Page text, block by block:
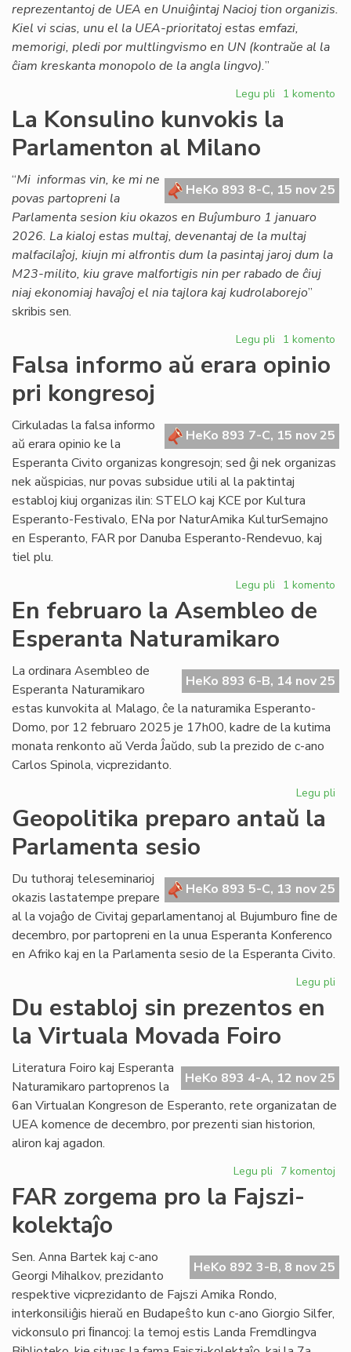
reprezentantoj de UEA en Unuiĝintaj Nacioj tion organizis.
Kiel vi scias, unu el la UEA-prioritatoj estas emfazi,
memorigi, pledi por multlingvismo en UN (kontraŭe al la
ĉiam kreskanta monopolo de la angla lingvo).”
Legu pli pri
nova
la
monda
lingva
ordo?
1 komento
La Konsulino kunvokis la
Parlamenton al Milano
HeKo 893 8-C, 15 nov 25
“Mi informas vin, ke mi ne
povas partopreni la
Parlamenta sesion kiu okazos en Buĵumburo 1 januaro
2026. La kialoj estas multaj, devenantaj de la multaj
malfacilaĵoj, kiujn mi alfrontis dum la pasintaj jaroj dum la
M23-milito, kiu grave malfortigis nin per rabado de ĉiuj
niaj ekonomiaj havaĵoj el nia tajlora kaj kudrolaborejo”
skribis sen.
Legu pli pri
Konsulino
Parlamenton
al
Milano
1 komento
Falsa informo aŭ erara opinio
pri kongresoj
HeKo 893 7-C, 15 nov 25
Cirkuladas la falsa informo
aŭ erara opinio ke la
Esperanta Civito organizas kongresojn; sed ĝi nek organizas
nek aŭspicias, nur povas subsidue utili al la paktintaj
establoj kiuj organizas ilin: STELO kaj KCE por Kultura
Esperanto-Festivalo, ENa por NaturAmika KulturSemajno
en Esperanto, FAR por Danuba Esperanto-Rendevuo, kaj
tiel plu.
Legu pli pri
Falsa
informo
aŭ
erara
opinio
pri
kongresoj
1 komento
En februaro la Asembleo de
Esperanta Naturamikaro
HeKo 893 6-B, 14 nov 25
La ordinara Asembleo de
Esperanta Naturamikaro
estas kunvokita al Malago, ĉe la naturamika Esperanto-
Domo, por 12 februaro 2025 je 17h00, kadre de la kutima
monata renkonto aŭ Verda Ĵaŭdo, sub la prezido de c-ano
Carlos Spinola, vicprezidanto.
Legu pli
de
Geopolitika preparo antaŭ la
Parlamenta sesio
HeKo 893 5-C, 13 nov 25
Du tuthoraj teleseminarioj
okazis lastatempe prepare
al la vojaĝo de Civitaj geparlamentanoj al Bujumburo ﬁne de
decembro, por partopreni en la unua Esperanta Konferenco
en Afriko kaj en la Parlamenta sesio de la Esperanta Civito.
Legu pli
Du establoj sin prezentos en
la Virtuala Movada Foiro
HeKo 893 4-A, 12 nov 25
Literatura Foiro kaj Esperanta
Naturamikaro partoprenos la
6an Virtualan Kongreson de Esperanto, rete organizatan de
UEA komence de decembro, por prezenti sian historion,
aliron kaj agadon.
Legu pli pri
establoj
en
la
Movada
Foiro
7 komentoj
FAR zorgema pro la Fajszi-
kolektaĵo
HeKo 892 3-B, 8 nov 25
Sen. Anna Bartek kaj c-ano
Georgi Mihalkov, prezidanto
respektive vicprezidanto de Fajszi Amika Rondo,
interkonsiliĝis hieraŭ en Budapeŝto kun c-ano Giorgio Silfer,
vickonsulo pri ﬁnancoj: la temoj estis Landa Fremdlingva